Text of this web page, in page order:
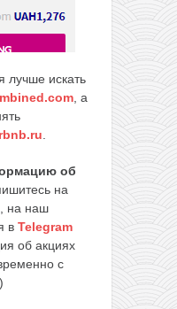
лучше искать
, а
.
об
на
, на наш
в Telegram
об акциях
с